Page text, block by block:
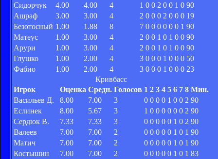
Сидорчук
4.00 4.00 4 1 0 0 2 0 0 1 0 90
Ашраф
3.00 3.00 4 2 0 0 0 2 0 0 0 19
Безотосный 1.00 1.88 8 7 0 0 0 0 0 0 1 90
Матеус
1.00 3.00 4 2 0 0 1 0 1 0 0 90
Арури
1.00 3.00 4 2 0 0 1 0 1 0 0 90
Глушко
1.00 2.00 4 3 0 0 0 1 0 0 0 50
Фабио
1.00 2.00 4 3 0 0 0 1 0 0 0 23
Кривбасс
Игрок
Оценка Средн. Голосов 1 2 3 4 5 6 7 8 Мин.
Васильев Д.
8.00 7.00 3 0 0 0 0 1 0 0 2 90
Еслинек
8.00 5.67 3 1 0 0 0 0 0 0 2 90
Сердюк В.
7.33 7.33 3 0 0 0 0 0 1 0 2 90
Валеев
7.00 7.00 2 0 0 0 0 0 1 0 1 90
Матич
7.00 7.00 2 0 0 0 0 0 1 0 1 90
Костышин
7.00 7.00 2 0 0 0 0 0 1 0 1 83